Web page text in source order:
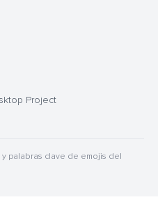
Project
palabras clave de emojis del